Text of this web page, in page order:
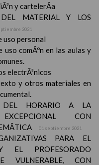
y cartelerÃ­a
DEL MATERIAL Y LOS
2021
uso personal
uso comÃºn en las aulas y
electrÃ³nicos
y otros materiales en
DEL HORARIO A LA
CON
01 septiembre 2021
PARA EL
EL PROFESORADO
VULNERABLE, CON